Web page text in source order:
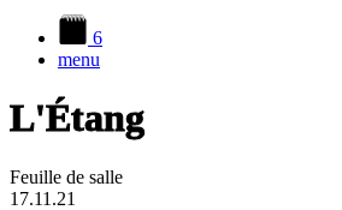
6
menu
L'Étang
Feuille de salle
17.11.21